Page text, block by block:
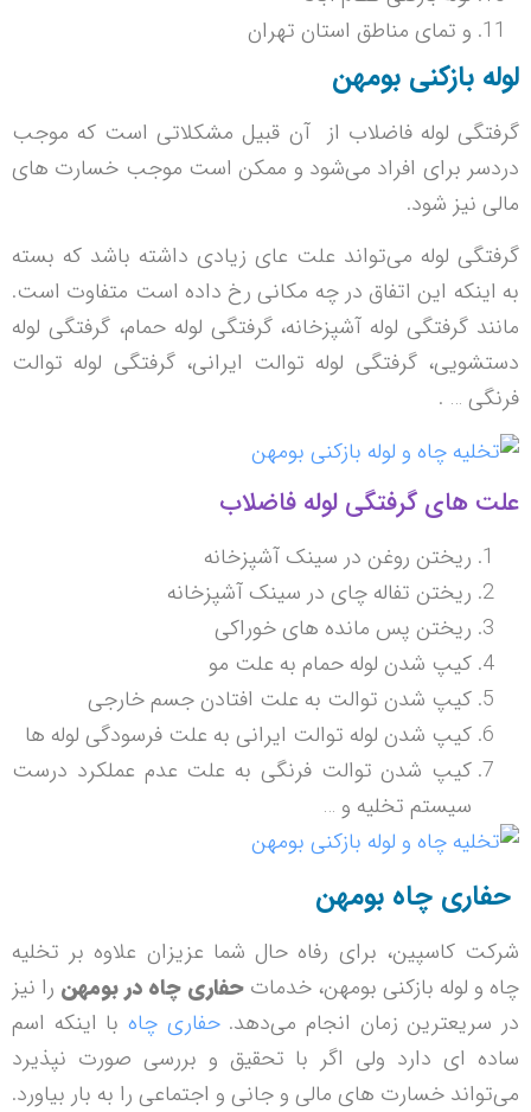
و تمای مناطق استان تهران
لوله بازکنی بومهن
گرفتگی لوله فاضلاب از آن قبیل مشکلاتی است که موجب
دردسر برای افراد می‌شود و ممکن است موجب خسارت های
مالی نیز شود.
گرفتگی لوله می‌تواند علت عای زیادی داشته باشد که بسته
به اینکه این اتفاق در چه مکانی رخ داده است متفاوت است.
مانند گرفتگی لوله آشپزخانه، گرفتگی لوله حمام، گرفتگی لوله
دستشویی، گرفتگی لوله توالت ایرانی، گرفتگی لوله توالت
فرنگی … .
علت های گرفتگی لوله فاضلاب
ریختن روغن در سینک آشپزخانه
ریختن تفاله چای در سینک آشپزخانه
ریختن پس مانده های خوراکی
کیپ شدن لوله حمام به علت مو
کیپ شدن توالت به علت افتادن جسم خارجی
کیپ شدن لوله توالت ایرانی به علت فرسودگی لوله ها
کیپ شدن توالت فرنگی به علت عدم عملکرد درست
سیستم تخلیه و …
حفاری چاه بومهن
شرکت کاسپین، برای رفاه حال شما عزیزان علاوه بر تخلیه
چاه و لوله بازکنی بومهن، خدمات حفاری چاه در بومهن را نیز
در سریعترین زمان انجام می‌دهد.حفاری چاه با اینکه اسم
ساده ای دارد ولی اگر با تحقیق و بررسی صورت نپذیرد
می‌تواند خسارت های مالی و جانی و اجتماعی را به بار بیاورد.